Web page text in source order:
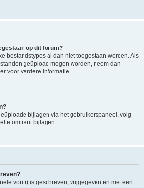
op dit forum?
bestandstypes al dan niet toegestaan worden. Als
geüpload mogen worden, neem dan
voor verdere informatie.
bijlagen via het gebruikerspaneel, volg
omtrent bijlagen.
vorm) is geschreven, vrijgegeven en met een